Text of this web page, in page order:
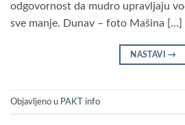
odgovornost da mudro upravljaju
sve manje. Dunav – foto Mašina […]
NASTAVI→
Objavljeno u PAKT info